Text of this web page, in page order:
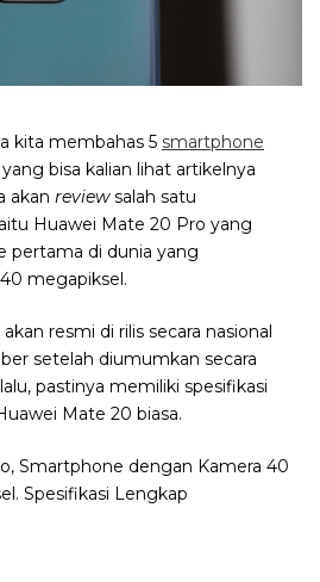
kita membahas 5 smartphone
bisa kalian lihat artikelnya
akan reviewsalah satu
Huawei Mate 20 Pro yang
pertama di dunia yang
megapiksel.
resmi di rilis secara nasional
setelah diumumkan secara
pastinya memiliki spesifikasi
Mate 20 biasa.